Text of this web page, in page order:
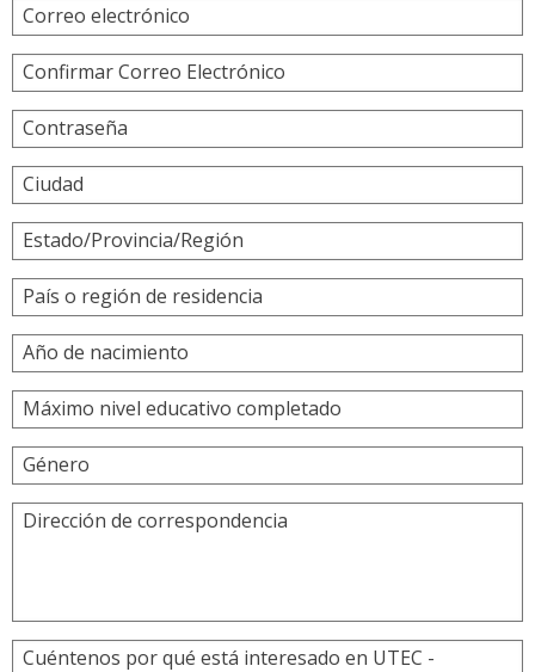
Correo electrónico
Confirmar Correo Electrónico
Contraseña
Ciudad
Estado/Provincia/Región
País o región de residencia
Año de nacimiento
Máximo nivel educativo completado
Género
Dirección de correspondencia
Cuéntenos por qué está interesado en UTEC -